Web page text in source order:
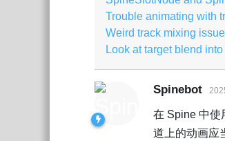
Trouble animating with
Weird track mixing
Look at target blend
Spinebot
在 Spine 中使
道上的动画应